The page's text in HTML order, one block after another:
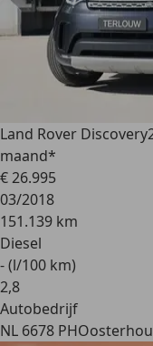
Land Rover Discovery
maand*
€ 26.995
03/2018
151.139 km
Diesel
- (l/100 km)
2,8
Autobedrijf
NL 6678 PH